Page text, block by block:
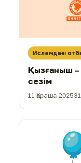
Исламдағы
Қызғаныш –
сезім
11 Қараша 2025